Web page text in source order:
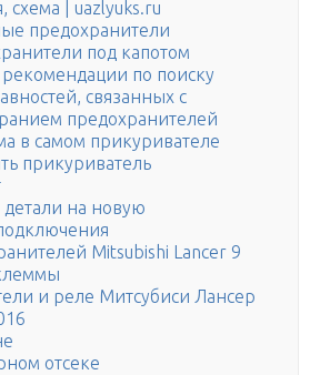
схема | uazlyuks.ru
предохранители
под капотом
по поиску
связанных с
предохранителей
в самом прикуривателе
прикуриватель
на новую
Mitsubishi Lancer 9
и реле Митсубиси Лансер
отсеке